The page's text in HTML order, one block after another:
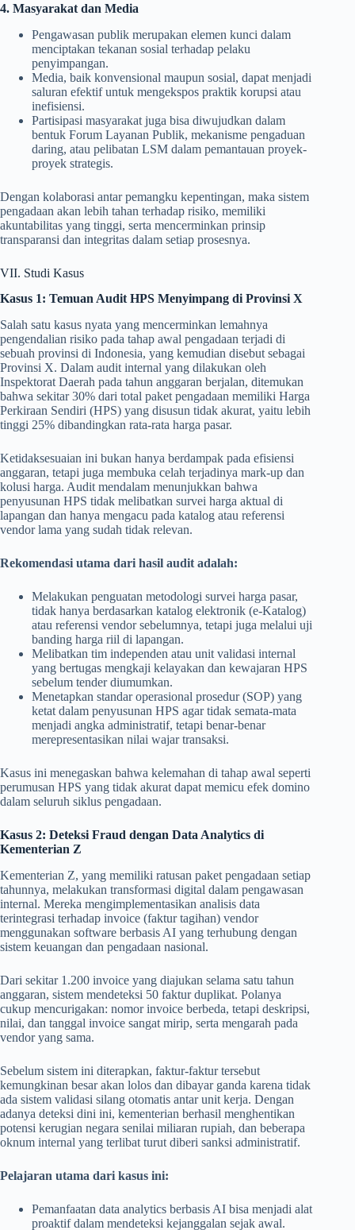
4. Masyarakat dan Media
Pengawasan publik merupakan elemen kunci dalam
menciptakan tekanan sosial terhadap pelaku
penyimpangan.
Media, baik konvensional maupun sosial, dapat menjadi
saluran efektif untuk mengekspos praktik korupsi atau
inefisiensi.
Partisipasi masyarakat juga bisa diwujudkan dalam
bentuk Forum Layanan Publik, mekanisme pengaduan
daring, atau pelibatan LSM dalam pemantauan proyek-
proyek strategis.
Dengan kolaborasi antar pemangku kepentingan, maka sistem
pengadaan akan lebih tahan terhadap risiko, memiliki
akuntabilitas yang tinggi, serta mencerminkan prinsip
transparansi dan integritas dalam setiap prosesnya.
VII. Studi Kasus
Kasus 1: Temuan Audit HPS Menyimpang di Provinsi X
Salah satu kasus nyata yang mencerminkan lemahnya
pengendalian risiko pada tahap awal pengadaan terjadi di
sebuah provinsi di Indonesia, yang kemudian disebut sebagai
Provinsi X. Dalam audit internal yang dilakukan oleh
Inspektorat Daerah pada tahun anggaran berjalan, ditemukan
bahwa sekitar 30% dari total paket pengadaan memiliki Harga
Perkiraan Sendiri (HPS) yang disusun tidak akurat, yaitu lebih
tinggi 25% dibandingkan rata-rata harga pasar.
Ketidaksesuaian ini bukan hanya berdampak pada efisiensi
anggaran, tetapi juga membuka celah terjadinya mark-up dan
kolusi harga. Audit mendalam menunjukkan bahwa
penyusunan HPS tidak melibatkan survei harga aktual di
lapangan dan hanya mengacu pada katalog atau referensi
vendor lama yang sudah tidak relevan.
Rekomendasi utama dari hasil audit adalah:
Melakukan penguatan metodologi survei harga pasar,
tidak hanya berdasarkan katalog elektronik (e-Katalog)
atau referensi vendor sebelumnya, tetapi juga melalui uji
banding harga riil di lapangan.
Melibatkan tim independen atau unit validasi internal
yang bertugas mengkaji kelayakan dan kewajaran HPS
sebelum tender diumumkan.
Menetapkan standar operasional prosedur (SOP) yang
ketat dalam penyusunan HPS agar tidak semata-mata
menjadi angka administratif, tetapi benar-benar
merepresentasikan nilai wajar transaksi.
Kasus ini menegaskan bahwa kelemahan di tahap awal seperti
perumusan HPS yang tidak akurat dapat memicu efek domino
dalam seluruh siklus pengadaan.
Kasus 2: Deteksi Fraud dengan Data Analytics di
Kementerian Z
Kementerian Z, yang memiliki ratusan paket pengadaan setiap
tahunnya, melakukan transformasi digital dalam pengawasan
internal. Mereka mengimplementasikan analisis data
terintegrasi terhadap invoice (faktur tagihan) vendor
menggunakan software berbasis AI yang terhubung dengan
sistem keuangan dan pengadaan nasional.
Dari sekitar 1.200 invoice yang diajukan selama satu tahun
anggaran, sistem mendeteksi 50 faktur duplikat. Polanya
cukup mencurigakan: nomor invoice berbeda, tetapi deskripsi,
nilai, dan tanggal invoice sangat mirip, serta mengarah pada
vendor yang sama.
Sebelum sistem ini diterapkan, faktur-faktur tersebut
kemungkinan besar akan lolos dan dibayar ganda karena tidak
ada sistem validasi silang otomatis antar unit kerja. Dengan
adanya deteksi dini ini, kementerian berhasil menghentikan
potensi kerugian negara senilai miliaran rupiah, dan beberapa
oknum internal yang terlibat turut diberi sanksi administratif.
Pelajaran utama dari kasus ini:
Pemanfaatan data analytics berbasis AI bisa menjadi alat
proaktif dalam mendeteksi kejanggalan sejak awal.